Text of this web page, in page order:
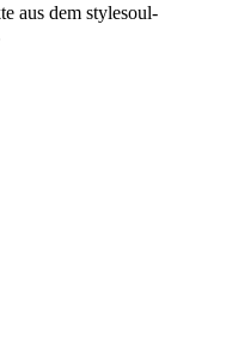
aus dem stylesoul-